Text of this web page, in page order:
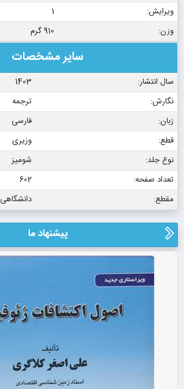
ویرایش:
1
وزن:
910 گرم
سایر مشخصات
سال انتشار:
1403
نگارش:
ترجمه
زبان:
فارسی
قطع:
وزیری
نوع جلد:
شومیز
تعداد صفحه:
602
مقطع:
دانشگاهی
پیشنهاد ما